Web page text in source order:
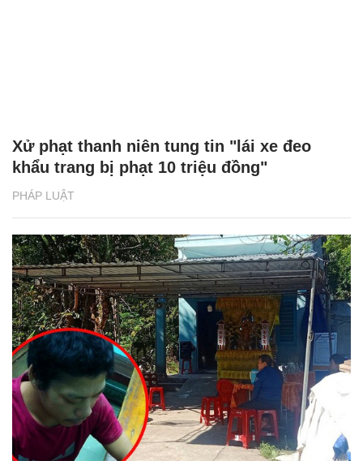
PHÁP LUẬT
Xử phạt thanh niên tung tin "lái xe đeo
khẩu trang bị phạt 10 triệu đồng"